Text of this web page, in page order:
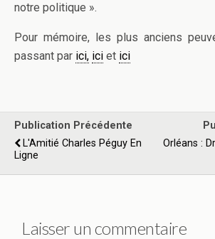
notre politique ».
Pour mémoire, les plus anciens
passant par ici, ici et ici
Publication Précédente
L'Amitié Charles Péguy En
Ligne
Orléans :
Laisser un commentaire